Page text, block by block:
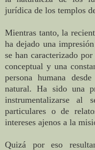
jurídica de los templos
Mientras tanto, la
ha dejado una
se han caracterizado
conceptual y una
persona humana
natural. Ha sido una
instrumentalizarse al
particulares o de
intereses ajenos a la
Quizá por eso